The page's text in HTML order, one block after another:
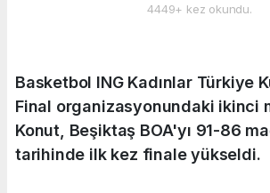
4449+ kez okundu.
Basketbol ING Kadınlar Türkiye
Final organizasyonundaki ikinci
Konut, Beşiktaş BOA'yı 91-86
tarihinde ilk kez finale yükseldi.